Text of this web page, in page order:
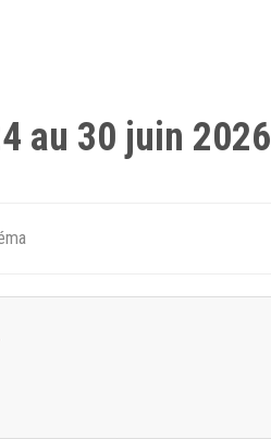
au 30 juin 2026